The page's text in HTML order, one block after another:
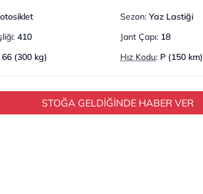
Sezon: Yaz Lastiği
: 410 Jant Çapı: 18
66 (300 kg) Hız Kodu: P (150 km)
STOĞA GELDİĞİNDE HABER VER